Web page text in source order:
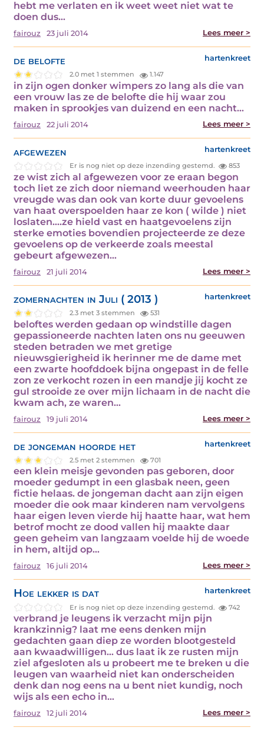
hebt me verlaten en ik weet weet niet wat te
doen dus…
fairouz 23 juli 2014 Lees meer >
de belofte hartenkreet
2.0 met 1 stemmen 1.147
in zijn ogen donker wimpers zo lang als die van
een vrouw las ze de belofte die hij waar zou
maken in sprookjes van duizend en een nacht…
fairouz 22 juli 2014 Lees meer >
afgewezen hartenkreet
Er is nog niet op deze inzending gestemd. 853
ze wist zich al afgewezen voor ze eraan begon
toch liet ze zich door niemand weerhouden haar
vreugde was dan ook van korte duur gevoelens
van haat overspoelden haar ze kon ( wilde ) niet
loslaten….ze hield vast en haatgevoelens zijn
sterke emoties bovendien projecteerde ze deze
gevoelens op de verkeerde zoals meestal
gebeurt afgewezen…
fairouz 21 juli 2014 Lees meer >
zomernachten in Juli ( 2013 ) hartenkreet
2.3 met 3 stemmen 531
beloftes werden gedaan op windstille dagen
gepassioneerde nachten laten ons nu geeuwen
steden betraden we met gretige
nieuwsgierigheid ik herinner me de dame met
een zwarte hoofddoek bijna ongepast in de felle
zon ze verkocht rozen in een mandje jij kocht ze
gul strooide ze over mijn lichaam in de nacht die
kwam ach, ze waren…
fairouz 19 juli 2014 Lees meer >
de jongeman hoorde het hartenkreet
2.5 met 2 stemmen 701
een klein meisje gevonden pas geboren, door
moeder gedumpt in een glasbak neen, geen
fictie helaas. de jongeman dacht aan zijn eigen
moeder die ook maar kinderen nam vervolgens
haar eigen leven vierde hij haatte haar, wat hem
betrof mocht ze dood vallen hij maakte daar
geen geheim van langzaam voelde hij de woede
in hem, altijd op…
fairouz 16 juli 2014 Lees meer >
Hoe lekker is dat hartenkreet
Er is nog niet op deze inzending gestemd. 742
verbrand je leugens ik verzacht mijn pijn
krankzinnig? laat me eens denken mijn
gedachten gaan diep ze worden blootgesteld
aan kwaadwilligen… dus laat ik ze rusten mijn
ziel afgesloten als u probeert me te breken u die
leugen van waarheid niet kan onderscheiden
denk dan nog eens na u bent niet kundig, noch
wijs als een echo in…
fairouz 12 juli 2014 Lees meer >